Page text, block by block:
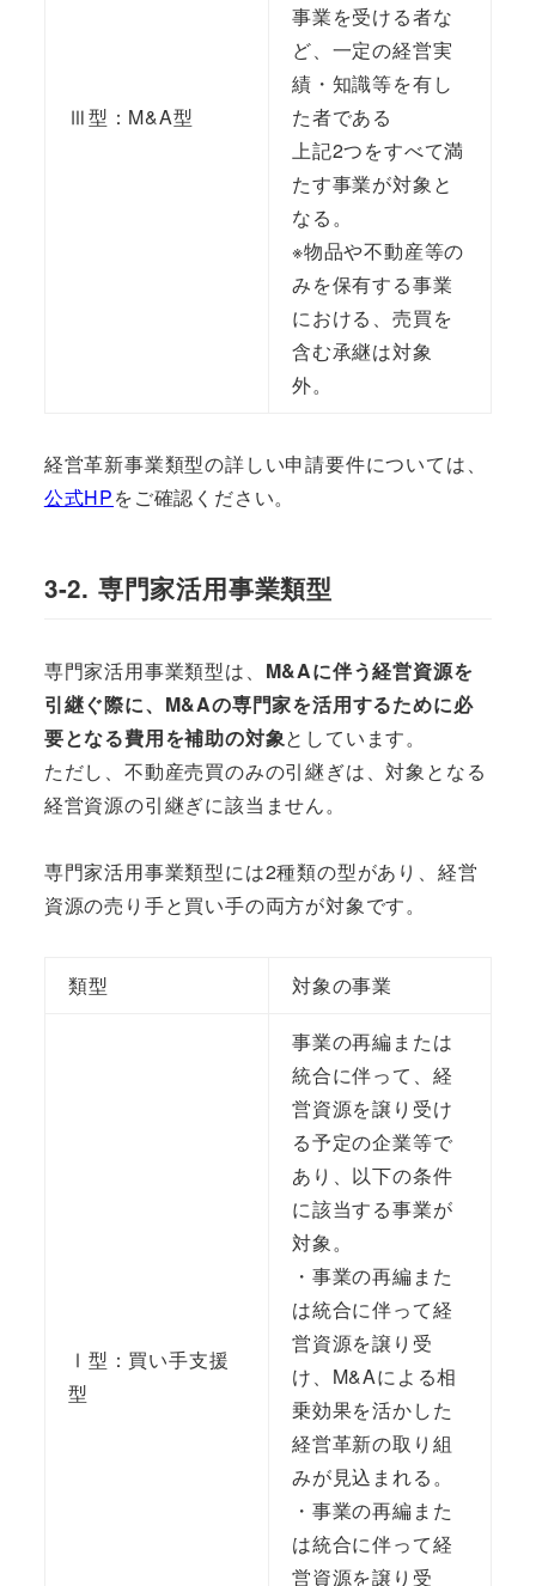
Ⅲ型：M&A型
事業を受ける者な
ど、一定の経営実
績・知識等を有し
た者である
上記2つをすべて満
たす事業が対象と
なる。
※物品や不動産等の
みを保有する事業
における、売買を
含む承継は対象
外。
経営革新事業類型の詳しい申請要件については、
公式HPをご確認ください。
3-2. 専門家活用事業類型
専門家活用事業類型は、 M&Aに伴う経営資源を
引継ぐ際に、M&Aの専門家を活用するために必
要となる費用を補助の対象としています。
ただし、不動産売買のみの引継ぎは、対象となる
経営資源の引継ぎに該当ません。
専門家活用事業類型には2種類の型があり、経営
資源の売り手と買い手の両方が対象です。
類型 対象の事業
Ⅰ型：買い手支援
型
事業の再編または
統合に伴って、経
営資源を譲り受け
る予定の企業等で
あり、以下の条件
に該当する事業が
対象。
・事業の再編また
は統合に伴って経
営資源を譲り受
け、M&Aによる相
乗効果を活かした
経営革新の取り組
みが見込まれる。
・事業の再編また
は統合に伴って経
営資源を譲り受